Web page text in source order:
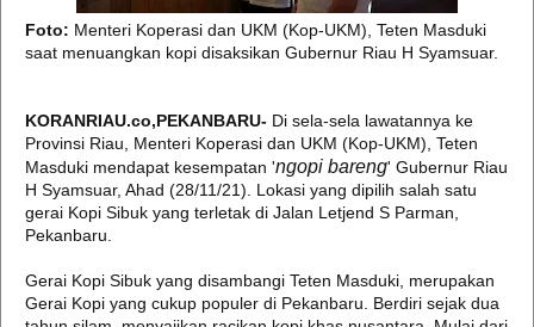
Foto: Menteri Koperasi dan UKM (Kop-UKM), Teten Masduki
saat menuangkan kopi disaksikan Gubernur Riau H Syamsuar.
KORANRIAU.co,PEKANBARU- Di sela-sela lawatannya ke
Provinsi Riau, Menteri Koperasi dan UKM (Kop-UKM), Teten
Masduki mendapat kesempatan 'ngopi bareng' Gubernur Riau
H Syamsuar, Ahad (28/11/21). Lokasi yang dipilih salah satu
gerai Kopi Sibuk yang terletak di Jalan Letjend S Parman,
Pekanbaru.
Gerai Kopi Sibuk yang disambangi Teten Masduki, merupakan
Gerai Kopi yang cukup populer di Pekanbaru. Berdiri sejak dua